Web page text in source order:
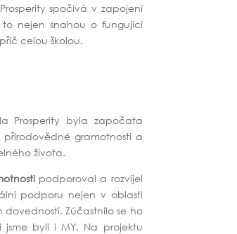
spočívá v zapojení
nejen snahou o fungující
celou školou.
Prosperity byla započata
gramotnosti a
života.
podporoval a rozvíjel
podporu nejen v oblasti
Zúčastnilo se ho
jsme byli i MY. Na projektu